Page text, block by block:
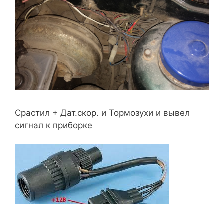
Срастил + Дат.скор. и Тормозухи и вывел
сигнал к приборке